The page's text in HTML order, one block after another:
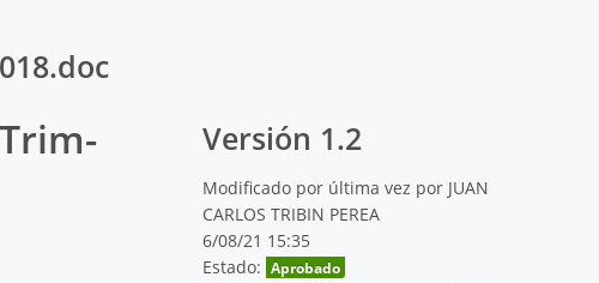
Versión 1.2
Modificado por última vez por JUAN
CARLOS TRIBIN PEREA
6/08/21 15:35
Estado: Aprobado